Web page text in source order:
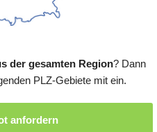
der gesamten Region? Dann
PLZ-Gebiete mit ein.
anfordern